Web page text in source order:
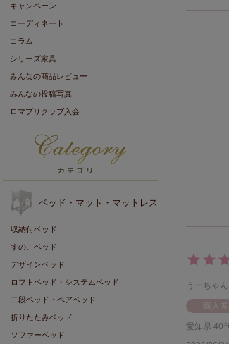
キャンペーン
コーディネート
コラム
シリーズ家具
みんなの商品レビュー
みんなの投稿写真
ロマプリクラブ入会
ベッド・マット・マットレス
収納付ベッド
すのこベッド
デザインベッド
ロフトベッド・システムベッド
二段ベッド・ペアベッド
折りたたみベッド
ソファーベッド
うーちゃん
購入者
愛知県 40